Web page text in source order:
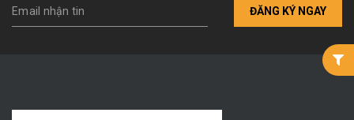
ĐĂNG KÝ NGAY